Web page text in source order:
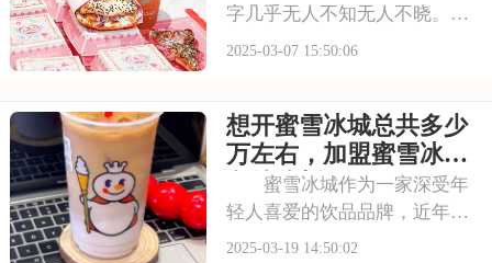
字几乎无人不知无人不晓。对
于许多创业者来说，加盟塔斯
门店，需要准备多少加盟费用
呢？以下是加盟塔斯汀汉堡的
资金需求，加盟一家
2025-03-07 15:50:06
想开蜜雪冰城总共多少
万左右，加盟蜜雪冰城
条件分析2025
蜜雪冰城作为一家深受年
轻人喜爱的饮品品牌，近年来
发展势头迅猛，加盟店遍布我
2025-03-19 14:50:02